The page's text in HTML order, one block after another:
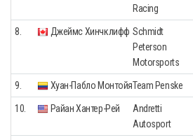
Racing
8. Джеймс Хинчклифф Schmidt
Peterson
Motorsports
9. Хуан-Пабло МонтойяTeam Penske
10. Райан Хантер-Рей
Andretti
Autosport